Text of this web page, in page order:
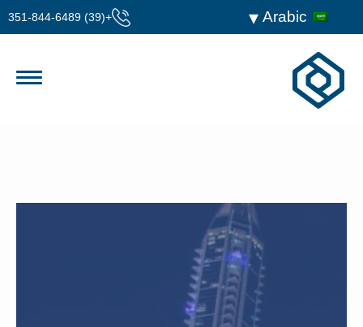
+(39) 351-844-6489